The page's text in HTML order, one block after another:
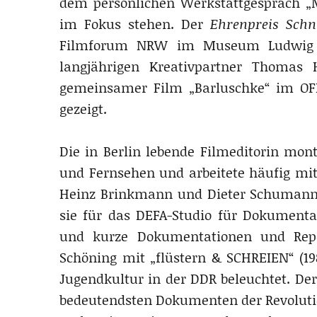
im Fokus stehen. Der Ehrenpreis
Filmforum NRW im Museum
langjährigen Kreativpartner
gemeinsamer Film „Barluschke“ im
gezeigt.
Die in Berlin lebende Filmeditorin
und Fernsehen und arbeitete häufig
Heinz Brinkmann und Dieter
sie für das DEFA-Studio für
und kurze Dokumentationen und
Schöning mit „flüstern & SCHREIEN“
Jugendkultur in der DDR beleuchtet.
bedeutendsten Dokumenten der